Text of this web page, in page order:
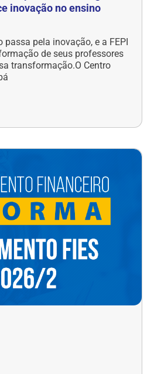
inovação no ensino
passa pela inovação, e a FEPI
de seus professores
transformação.O Centro